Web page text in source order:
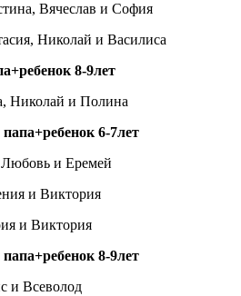
Вячеслав и София
Николай и Василиса
8-9лет
Николай и Полина
6-7лет
и Еремей
и Виктория
и Виктория
8-9лет
и Всеволод